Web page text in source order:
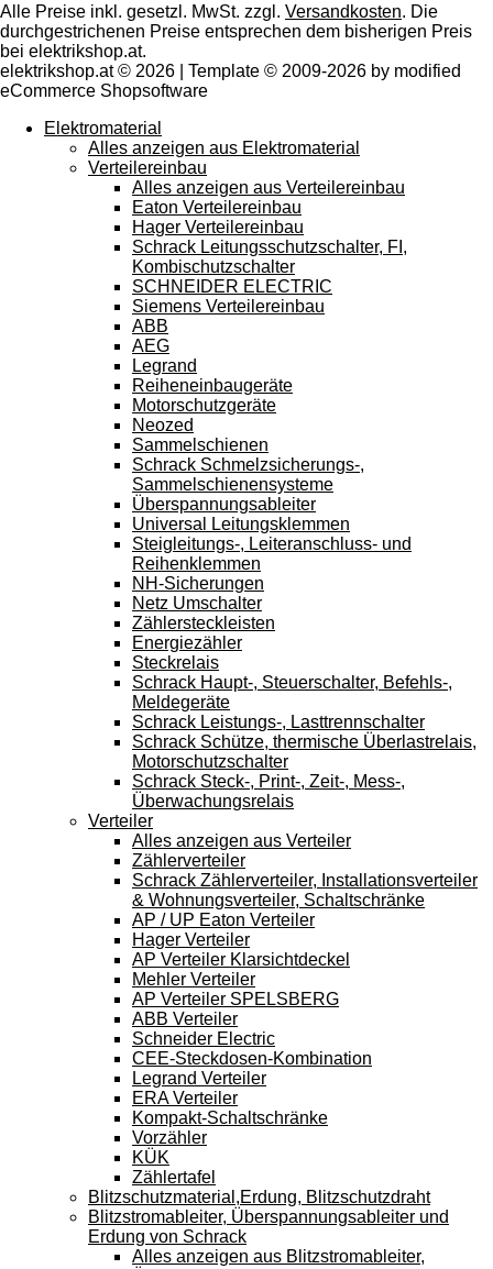
Alle Preise inkl. gesetzl. MwSt. zzgl. Versandkosten. Die
durchgestrichenen Preise entsprechen dem bisherigen Preis
bei elektrikshop.at.
elektrikshop.at © 2026 | Template © 2009-2026 by modified
eCommerce Shopsoftware
Elektromaterial
Alles anzeigen aus Elektromaterial
Verteilereinbau
Alles anzeigen aus Verteilereinbau
Eaton Verteilereinbau
Hager Verteilereinbau
Schrack Leitungsschutzschalter, FI,
Kombischutzschalter
SCHNEIDER ELECTRIC
Siemens Verteilereinbau
ABB
AEG
Legrand
Reiheneinbaugeräte
Motorschutzgeräte
Neozed
Sammelschienen
Schrack Schmelzsicherungs-,
Sammelschienensysteme
Überspannungsableiter
Universal Leitungsklemmen
Steigleitungs-, Leiteranschluss- und
Reihenklemmen
NH-Sicherungen
Netz Umschalter
Zählersteckleisten
Energiezähler
Steckrelais
Schrack Haupt-, Steuerschalter, Befehls-,
Meldegeräte
Schrack Leistungs-, Lasttrennschalter
Schrack Schütze, thermische Überlastrelais,
Motorschutzschalter
Schrack Steck-, Print-, Zeit-, Mess-,
Überwachungsrelais
Verteiler
Alles anzeigen aus Verteiler
Zählerverteiler
Schrack Zählerverteiler, Installationsverteiler
& Wohnungsverteiler, Schaltschränke
AP / UP Eaton Verteiler
Hager Verteiler
AP Verteiler Klarsichtdeckel
Mehler Verteiler
AP Verteiler SPELSBERG
ABB Verteiler
Schneider Electric
CEE-Steckdosen-Kombination
Legrand Verteiler
ERA Verteiler
Kompakt-Schaltschränke
Vorzähler
KÜK
Zählertafel
Blitzschutzmaterial,Erdung, Blitzschutzdraht
Blitzstromableiter, Überspannungsableiter und
Erdung von Schrack
Alles anzeigen aus Blitzstromableiter,